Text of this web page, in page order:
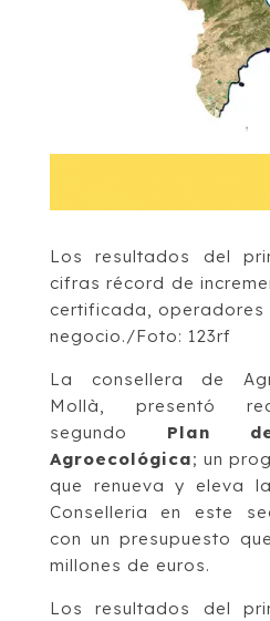
Los resultados del
cifras récord de
certificada, operadores
negocio./Foto: 123rf
La consellera de
Mollà, presentó
segundo Plan
Agroecológica; un
que renueva y eleva
Conselleria en este
con un presupuesto
millones de euros.
Los resultados del